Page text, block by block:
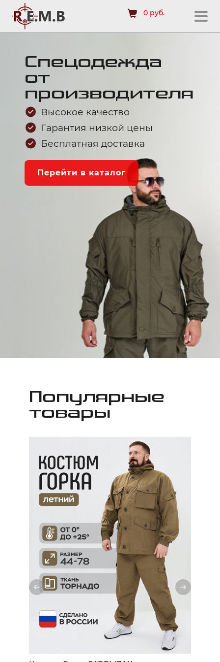
0 руб.
Спецодежда
от
производителя
Высокое качество
Гарантия низкой цены
Бесплатная доставка
Перейти в каталог
Популярные
товары